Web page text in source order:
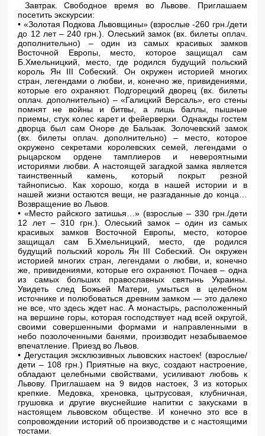
Завтрак. Свободное время во Львове. Приглашаем
посетить экскурсии:
• «Золотая Подкова Львовщины»(взрослые -260 грн./дети
до 12 лет – 240 грн.). Олеський замок (вх. билеты оплач.
дополнительно) – один из самых красивых замков
Восточной Европы, место, которое защищал сам
Б.Хмельницкий, место, где родился будущий польский
король Ян III Собеский. Он окружен историей многих
стран, легендами о любви, и, конечно же, привидениями,
которые его охраняют. Подгорецкий дворец (вх. билеты
оплач. дополнительно) – «Галицкий Версаль», его стены
помнят не войны и битвы, а лишь баллы, пышные
приемы, стук колес карет и фейерверки. Однажды гостем
дворца был сам Оноре де Бальзак. Золочевский замок
(вх. билеты оплач. дополнительно) – место, которое
окружено секретами королевских семей, легендами о
рыцарском ордене тамплиеров и невероятными
историями любви. А настоящей загадкой замка является
таинственный камень, который покрыт резной
тайнописью. Как хорошо, когда в нашей истории и в
нашей жизни остаются вещи, не разгаданные до конца…
Возвращение во Львов.
• «Место райского затишья…» (взрослые – 330 грн./дети
12 лет – 310 грн.). Олеський замок – один из самых
красивых замков Восточной Европы, место, которое
защищал сам Б.Хмельницкий, место, где родился
будущий польский король Ян III Собеский. Он окружен
историей многих стран, легендами о любви, и, конечно
же, привидениями, которые его охраняют. Почаев – одна
из самых больших православных святынь Украины.
Увидеть след Божьей Матери, умыться в целебном
источнике и полюбоваться древним замком — это далеко
не все, что здесь ждет нас. А монастырь, расположенный
на вершине горы, которая господствует над всей округой,
своими совершенными формами и направленными в
небо позолоченными банями, производит незабываемое
впечатление. Приезд во Львов.
• Дегустация эксклюзивных львовских настоек! (взрослые/
дети – 108 грн.) Приятные на вкус, создают настроение,
обладают целебными свойствами, усиливают любовь к
Львову. Приглашаем на 9 видов настоек, 3 из которых
крепкие. Медовка, хреновка, цытрусовая, клубничная,
грушовка и другие вкуснейшие напитки с закусками в
настоящем львовском обществе. И конечно это все в
сопровождении историй об производстве и с настоящими
тостами.